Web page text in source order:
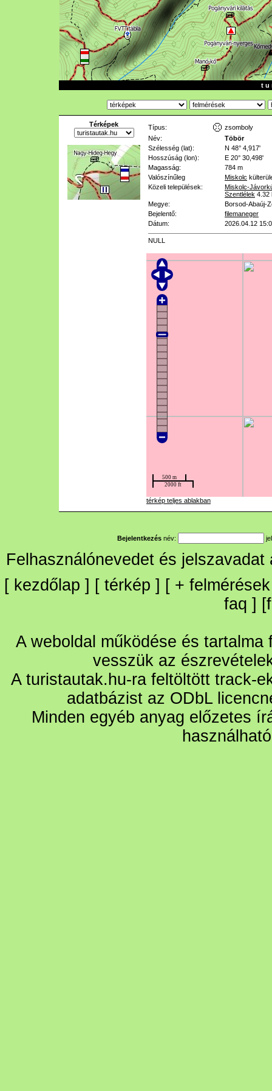
t u
Térképek Típus:
zsomboly
Név:
Töbör
Szélesség (lat):
N 48° 4,917'
Hosszúság (lon):
E 20° 30,498'
Magasság:
784 m
Valószínűleg
Miskolc
Közeli települések:
Miskolc-
Szentlélek 4.32
Megye:
Borsod-Abaúj-
Bejelentő:
filemaneger
Dátum:
2026.04.12
NULL
térkép teljes ablakban
Bejelentkezés név:
Felhasználónevedet és
[ kezdőlap ] [ térkép ] [ + felmérések
faq ] [
A weboldal működése és
vesszük az
A turistautak.hu-ra feltöltött track-
adatbázist az ODbL
Minden egyéb anyag előzetes